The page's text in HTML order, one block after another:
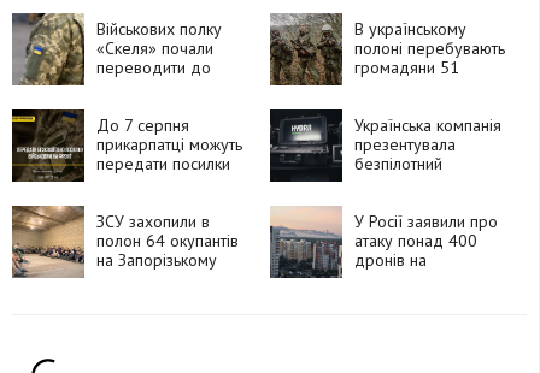
Військових полку
«Скеля» почали
переводити до
В українському
полоні перебувають
громадяни 51
До 7 серпня
прикарпатці можуть
передати посилки
Українська компанія
презентувала
безпілотний
ЗСУ захопили в
полон 64 окупантів
на Запорізькому
У Росії заявили про
атаку понад 400
дронів на